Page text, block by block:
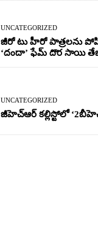
UNCATEGORIZED
జీరో టు హీరో పాత్రలను
‘దందా’ ఫేమ్ దొర సాయి
UNCATEGORIZED
జీహెచ్ఆర్‌ కల్లిస్టోలో